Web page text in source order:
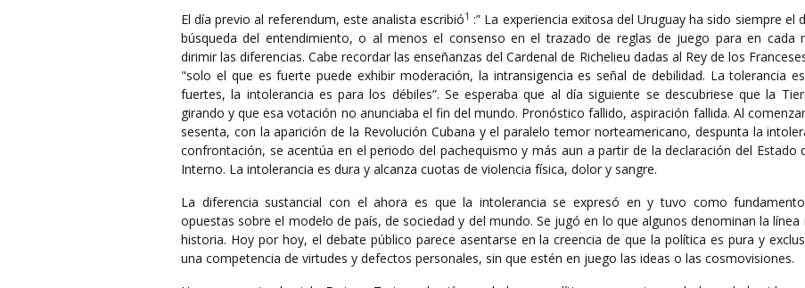
El día previo al referendum, este analista escribió1 :” La experiencia exitosa del Uruguay ha sido siempre el
búsqueda del entendimiento, o al menos el consenso en el trazado de reglas de juego para en cada
dirimir las diferencias. Cabe recordar las enseñanzas del Cardenal de Richelieu dadas al Rey de los
"solo el que es fuerte puede exhibir moderación, la intransigencia es señal de debilidad. La tolerancia
fuertes, la intolerancia es para los débiles”. Se esperaba que al día siguiente se descubriese que la
girando y que esa votación no anunciaba el fin del mundo. Pronóstico fallido, aspiración fallida. Al
sesenta, con la aparición de la Revolución Cubana y el paralelo temor norteamericano, despunta la
confrontación, se acentúa en el periodo del pachequismo y más aun a partir de la declaración del Estado
Interno. La intolerancia es dura y alcanza cuotas de violencia física, dolor y sangre.
La diferencia sustancial con el ahora es que la intolerancia se expresó en y tuvo como
opuestas sobre el modelo de país, de sociedad y del mundo. Se jugó en lo que algunos denominan la línea
historia. Hoy por hoy, el debate público parece asentarse en la creencia de que la política es pura y
una competencia de virtudes y defectos personales, sin que estén en juego las ideas o las cosmovisiones.